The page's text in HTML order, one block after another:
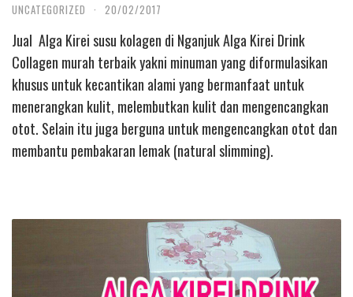
UNCATEGORIZED · 20/02/2017
Jual Alga Kirei susu kolagen di Nganjuk Alga Kirei Drink
Collagen murah terbaik yakni minuman yang diformulasikan
khusus untuk kecantikan alami yang bermanfaat untuk
menerangkan kulit, melembutkan kulit dan mengencangkan
otot. Selain itu juga berguna untuk mengencangkan otot dan
membantu pembakaran lemak (natural slimming).